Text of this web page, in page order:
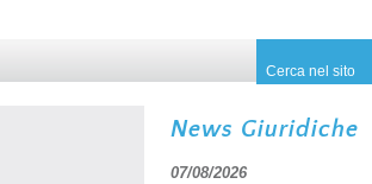
News Giuridiche
07/08/2026